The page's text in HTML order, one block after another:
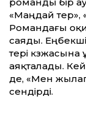
романды бір
«Маңдай тер»,
Романдағы
саяды.
тері
аяқталады.
де, «Мен жылап
сендірді.